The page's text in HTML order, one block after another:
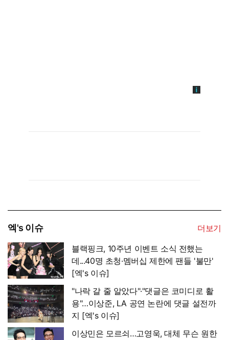
엑's 이슈
더보기
블랙핑크, 10주년 이벤트 소식 전했는
데...40명 초청·멤버십 제한에 팬들 '불만'
[엑's 이슈]
"나락 갈 줄 알았다"·"댓글은 코미디로 활
용"…이상준, LA 공연 논란에 댓글 설전까
지 [엑's 이슈]
이상민은 모르쇠…고영욱, 대체 무슨 원한